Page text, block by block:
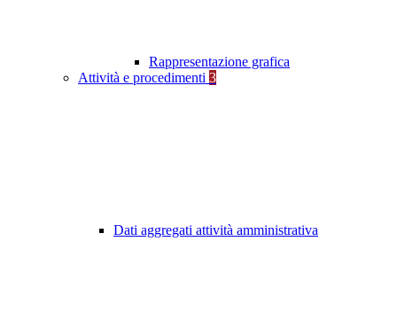
Rappresentazione grafica
Attività e procedimenti 3
Dati aggregati attività amministrativa